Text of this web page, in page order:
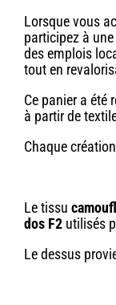
Lorsque vous
participez à
des emplois
tout en
Ce panier a été
à partir de
Chaque
Le tissu
dos F2 utilisés
Le dessus